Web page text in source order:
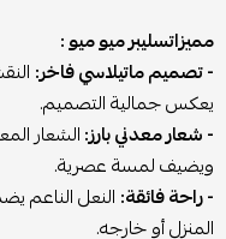
مميزاتسليبر ميو ميو :
- تصميم ماتيلاسي فاخر:
يعكس جمالية التصميم.
- شعار معدني بارز:الشعار
ويضيف لمسة عصرية.
- راحة فائقة: النعل الناعم
المنزل أو خارجه.